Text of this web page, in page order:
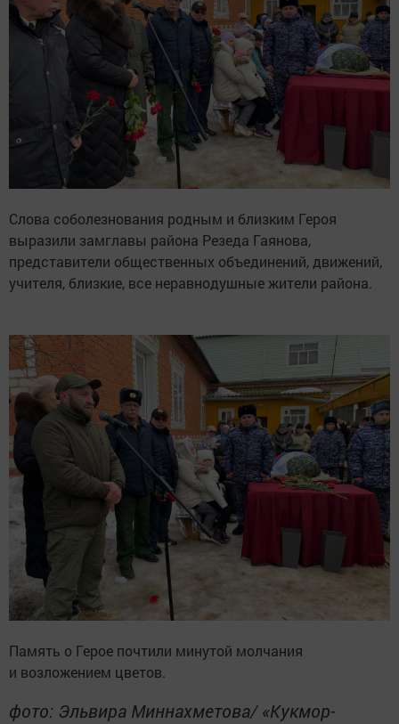
Слова соболезнования родным и близким Героя
выразили замглавы района Резеда Гаянова,
представители общественных объединений, движений,
учителя, близкие, все неравнодушные жители района.
Память о Герое почтили минутой молчания
и возложением цветов.
фото: Эльвира Миннахметова/ «Кукмор-